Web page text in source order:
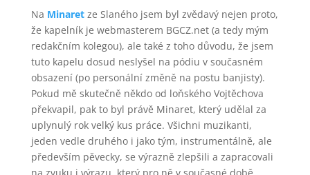
Na Minaretze Slaného jsem byl zvědavý nejen proto,
že kapelník je webmasterem BGCZ.net (a tedy mým
redakčním kolegou), ale také z toho důvodu, že jsem
tuto kapelu dosud neslyšel na pódiu v současném
obsazení (po personální změně na postu banjisty).
Pokud mě skutečně někdo od loňského Vojtěchova
překvapil, pak to byl právě Minaret, který udělal za
uplynulý rok velký kus práce. Všichni muzikanti,
jeden vedle druhého i jako tým, instrumentálně, ale
především pěvecky, se výrazně zlepšili a zapracovali